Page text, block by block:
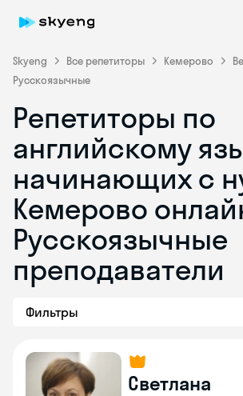
Skyeng Все репетиторы Кемерово
Русскоязычные
Репетиторы по
английскому
начинающих с
Кемерово
Русскоязычные
преподаватели
Фильтры
Светлана
Skyeng Chat